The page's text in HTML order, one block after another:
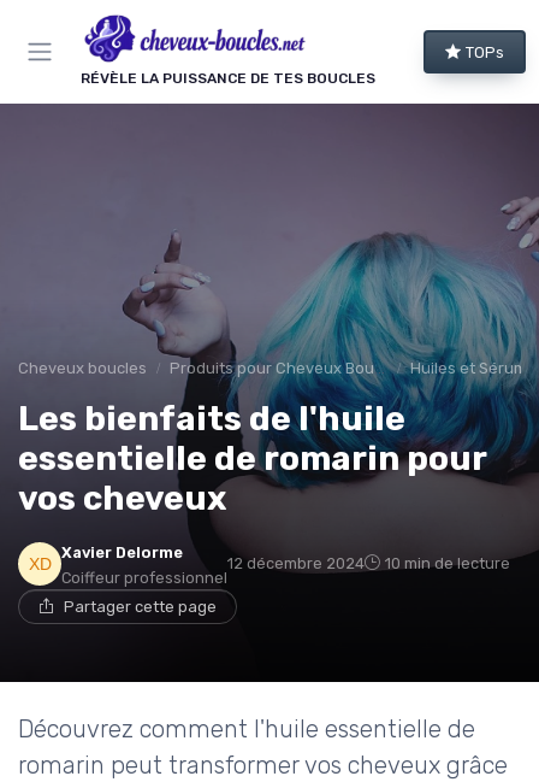
RÉVÈLE LA PUISSANCE DE TES BOUCLES
TOPs
Cheveux boucles Produits pour Cheveux Bouclés et Texturés Huiles et Sérums
Les bienfaits de l'huile
essentielle de romarin pour
vos cheveux
Xavier Delorme
Coiffeur professionnel
12 décembre 2024 10 min de lecture
Partager cette page
Découvrez comment l'huile essentielle de
romarin peut transformer vos cheveux grâce
Panneau de gestion des cookies